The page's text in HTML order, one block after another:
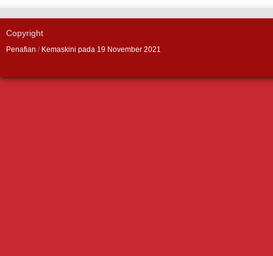
Copyright
Penafian / Kemaskini pada 19 November 2021